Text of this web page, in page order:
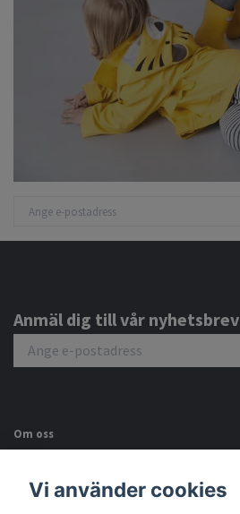
Anmäl dig till vår nyhetsbrev
Om oss
Kundtjänst
Vi använder cookies